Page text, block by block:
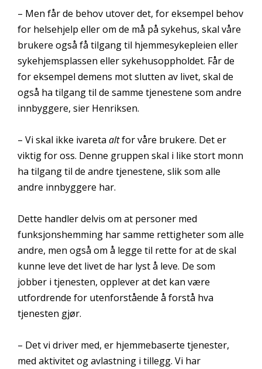
– Men får de behov utover det, for eksempel behov
for helsehjelp eller om de må på sykehus, skal våre
brukere også få tilgang til hjemmesykepleien eller
sykehjemsplassen eller sykehusoppholdet. Får de
for eksempel demens mot slutten av livet, skal de
også ha tilgang til de samme tjenestene som andre
innbyggere, sier Henriksen.
– Vi skal ikke ivareta altfor våre brukere. Det er
viktig for oss. Denne gruppen skal i like stort monn
ha tilgang til de andre tjenestene, slik som alle
andre innbyggere har.
Dette handler delvis om at personer med
funksjonshemming har samme rettigheter som alle
andre, men også om å legge til rette for at de skal
kunne leve det livet de har lyst å leve. De som
jobber i tjenesten, opplever at det kan være
utfordrende for utenforstående å forstå hva
tjenesten gjør.
– Det vi driver med, er hjemmebaserte tjenester,
med aktivitet og avlastning i tillegg. Vi har